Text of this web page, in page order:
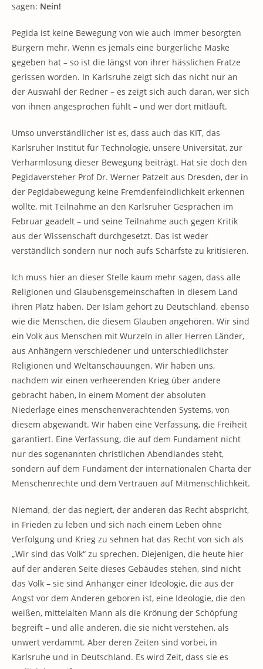
sagen: Nein!
Pegida ist keine Bewegung von wie auch immer besorgten
Bürgern mehr. Wenn es jemals eine bürgerliche Maske
gegeben hat – so ist die längst von ihrer hässlichen Fratze
gerissen worden. In Karlsruhe zeigt sich das nicht nur an
der Auswahl der Redner – es zeigt sich auch daran, wer sich
von ihnen angesprochen fühlt – und wer dort mitläuft.
Umso unverständlicher ist es, dass auch das KIT, das
Karlsruher Institut für Technologie, unsere Universität, zur
Verharmlosung dieser Bewegung beiträgt. Hat sie doch den
Pegidaversteher Prof Dr. Werner Patzelt aus Dresden, der in
der Pegidabewegung keine Fremdenfeindlichkeit erkennen
wollte, mit Teilnahme an den Karlsruher Gesprächen im
Februar geadelt – und seine Teilnahme auch gegen Kritik
aus der Wissenschaft durchgesetzt. Das ist weder
verständlich sondern nur noch aufs Schärfste zu kritisieren.
Ich muss hier an dieser Stelle kaum mehr sagen, dass alle
Religionen und Glaubensgemeinschaften in diesem Land
ihren Platz haben. Der Islam gehört zu Deutschland, ebenso
wie die Menschen, die diesem Glauben angehören. Wir sind
ein Volk aus Menschen mit Wurzeln in aller Herren Länder,
aus Anhängern verschiedener und unterschiedlichster
Religionen und Weltanschauungen. Wir haben uns,
nachdem wir einen verheerenden Krieg über andere
gebracht haben, in einem Moment der absoluten
Niederlage eines menschenverachtenden Systems, von
diesem abgewandt. Wir haben eine Verfassung, die Freiheit
garantiert. Eine Verfassung, die auf dem Fundament nicht
nur des sogenannten christlichen Abendlandes steht,
sondern auf dem Fundament der internationalen Charta der
Menschenrechte und dem Vertrauen auf Mitmenschlichkeit.
Niemand, der das negiert, der anderen das Recht abspricht,
in Frieden zu leben und sich nach einem Leben ohne
Verfolgung und Krieg zu sehnen hat das Recht von sich als
„Wir sind das Volk“ zu sprechen. Diejenigen, die heute hier
auf der anderen Seite dieses Gebäudes stehen, sind nicht
das Volk – sie sind Anhänger einer Ideologie, die aus der
Angst vor dem Anderen geboren ist, eine Ideologie, die den
weißen, mittelalten Mann als die Krönung der Schöpfung
begreift – und alle anderen, die sie nicht verstehen, als
unwert verdammt. Aber deren Zeiten sind vorbei, in
Karlsruhe und in Deutschland. Es wird Zeit, dass sie es